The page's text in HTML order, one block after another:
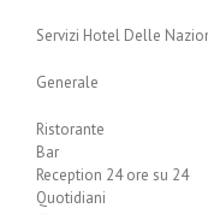
Servizi Hotel Delle
Generale
Ristorante
Bar
Reception 24 ore su 24
Quotidiani